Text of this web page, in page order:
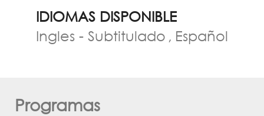
IDIOMAS DISPONIBLE
Ingles - Subtitulado Español
Programas